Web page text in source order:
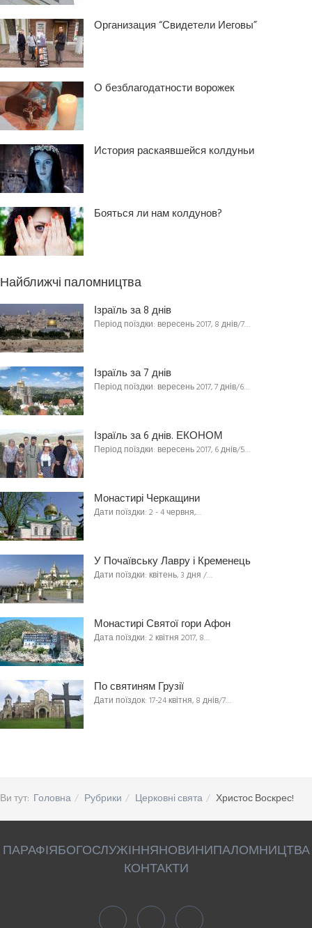
Организация “Свидетели Иеговы”
О безблагодатности ворожек
История раскаявшейся колдуньи
Бояться ли нам колдунов?
Найближчі паломництва
Ізраїль за 8 днів
Період поїздки: вересень 2017, 8 днів/7…
Ізраїль за 7 днів
Період поїздки: вересень 2017, 7 днів/6…
Ізраїль за 6 днів. ЕКОНОМ
Період поїздки: вересень 2017, 6 днів/5…
Монастирі Черкащини
Дати поїздки: 2 - 4 червня,…
У Почаївську Лавру і Кременець
Дати поїздки: квітень, 3 дня /…
Монастирі Святої гори Афон
Дата поїздки: 2 квітня 2017, 8…
По святиням Грузії
Дати поїздок: 17-24 квітня, 8 днів/7…
Ви тут: Головна Рубрики Церковні свята Христос Воскрес!
ПАРАФІЯБОГОСЛУЖІННЯНОВИНИПАЛОМНИЦТВА
КОНТАКТИ